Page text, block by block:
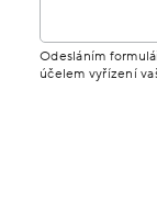
Odesláním
účelem vyřízení